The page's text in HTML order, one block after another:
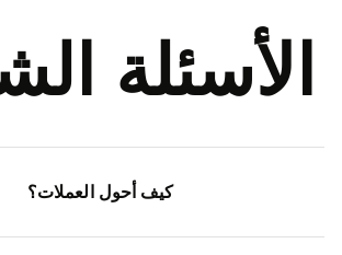
الأسئلة
كيف أحول العملات؟